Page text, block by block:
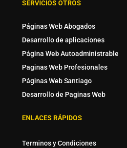
SERVICIOS OTROS
Páginas Web Abogados
Desarrollo de aplicaciones
Página Web Autoadministrable
Paginas Web Profesionales
Páginas Web Santiago
Desarrollo de Paginas Web
ENLACES RÁPIDOS
Terminos y Condiciones